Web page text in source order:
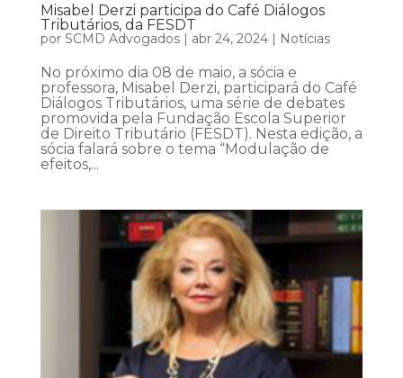
Misabel Derzi participa do Café Diálogos
Tributários, da FESDT
por SCMD Advogados| abr 24, 2024| Notícias
No próximo dia 08 de maio, a sócia e
professora, Misabel Derzi, participará do Café
Diálogos Tributários, uma série de debates
promovida pela Fundação Escola Superior
de Direito Tributário (FESDT). Nesta edição, a
sócia falará sobre o tema “Modulação de
efeitos,...